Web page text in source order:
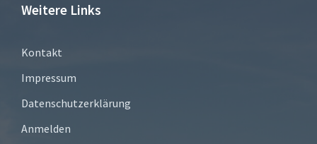
Weitere Links
Kontakt
Impressum
Datenschutzerklärung
Anmelden